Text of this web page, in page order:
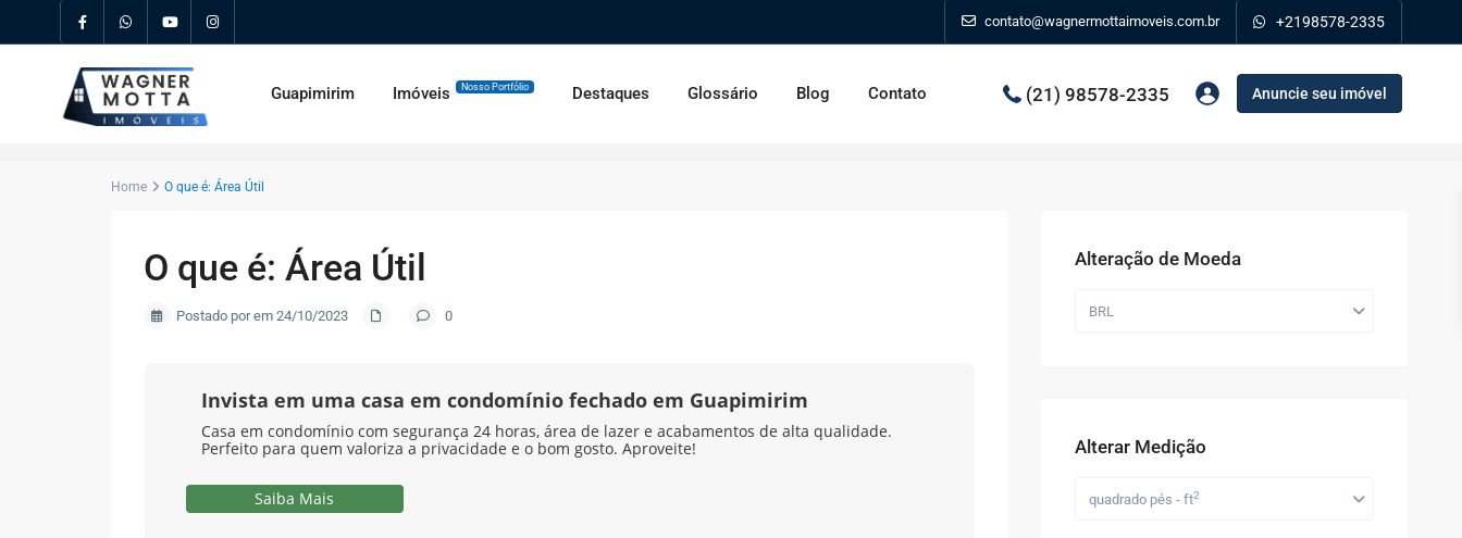
contato@wagnermottaimoveis.com.br +2198578-2335
Guapimirim Imóveis Nosso Portfólio Destaques Glossário Blog Contato (21) 98578-2335 Anuncie seu imóvel
Home O que é: Área Útil
O que é: Área Útil
Postado por em 24/10/2023 0
Invista em uma casa em condomínio fechado em Guapimirim
Casa em condomínio com segurança 24 horas, área de lazer e acabamentos de alta qualidade.
Perfeito para quem valoriza a privacidade e o bom gosto. Aproveite!
Saiba Mais
Alteração de Moeda
BRL
Alterar Medição
quadrado pés - ft2